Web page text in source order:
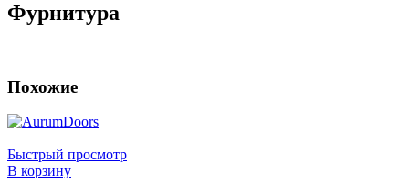
Фурнитура
Похожие
Быстрый просмотр
В корзину